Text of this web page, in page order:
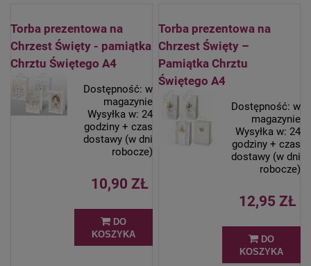
Torba prezentowa na
Chrzest Święty - pamiątka
Chrztu Świętego A4
Dostępność: w
magazynie
Wysyłka w: 24
godziny + czas
dostawy (w dni
robocze)
10,90 ZŁ
DO
KOSZYKA
Torba prezentowa na
Chrzest Święty –
Pamiątka Chrztu
Świętego A4
Dostępność: w
magazynie
Wysyłka w: 24
godziny + czas
dostawy (w dni
robocze)
12,95 ZŁ
DO
KOSZYKA